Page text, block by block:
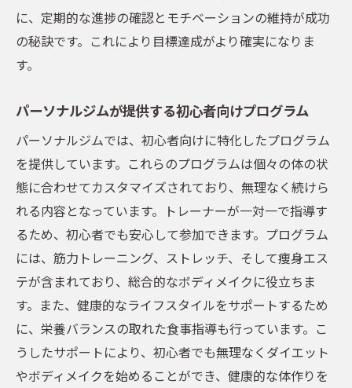
に、定期的な進捗の確認とモチベーションの維持が成功
の秘訣です。これにより目標達成がより確実になりま
す。
パーソナルジムが提供する初心者向けプログラム
パーソナルジムでは、初心者向けに特化したプログラム
を提供しています。これらのプログラムは個々の体の状
態に合わせてカスタマイズされており、無理なく続けら
れる内容となっています。トレーナーが一対一で指導す
るため、初心者でも安心して参加できます。プログラム
には、筋力トレーニング、ストレッチ、そして痩身エス
テが含まれており、総合的なボディメイクに役立ちま
す。また、健康的なライフスタイルをサポートするため
に、栄養バランスの取れた食事指導も行っています。こ
うしたサポートにより、初心者でも無理なくダイエット
やボディメイクを始めることができ、健康的な体作りを